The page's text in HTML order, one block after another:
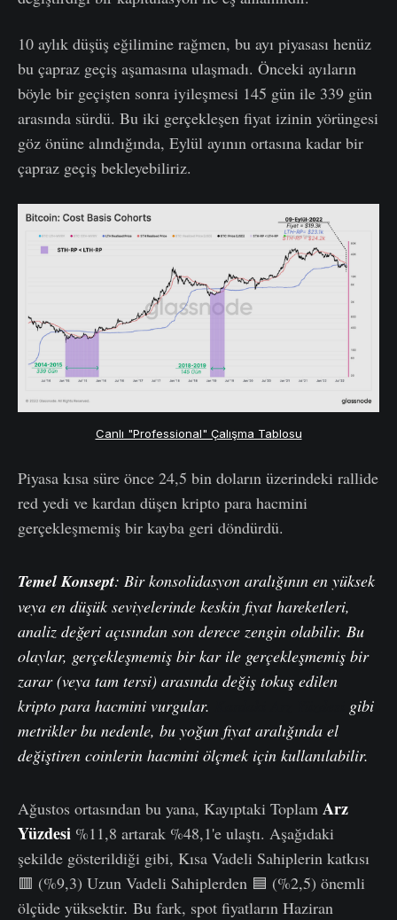
10 aylık düşüş eğilimine rağmen, bu ayı piyasası henüz
bu çapraz geçiş aşamasına ulaşmadı. Önceki ayıların
böyle bir geçişten sonra iyileşmesi 145 gün ile 339 gün
arasında sürdü. Bu iki gerçekleşen fiyat izinin yörüngesi
göz önüne alındığında, Eylül ayının ortasına kadar bir
çapraz geçiş bekleyebiliriz.
Canlı "Professional" Çalışma Tablosu
Piyasa kısa süre önce 24,5 bin doların üzerindeki rallide
red yedi ve kardan düşen kripto para hacmini
gerçekleşmemiş bir kayba geri döndürdü.
Temel Konsept: Bir konsolidasyon aralığının en yüksek
veya en düşük seviyelerinde keskin fiyat hareketleri,
analiz değeri açısından son derece zengin olabilir. Bu
olaylar, gerçekleşmemiş bir kar ile gerçekleşmemiş bir
zarar (veya tam tersi) arasında değiş tokuş edilen
kripto para hacmini vurgular.
gibi
metrikler bu nedenle, bu yoğun fiyat aralığında el
değiştiren coinlerin hacmini ölçmek için kullanılabilir.
Ağustos ortasından bu yana, Kayıptaki Toplam Arz
Yüzdesi %11,8 artarak %48,1'e ulaştı. Aşağıdaki
şekilde gösterildiği gibi, Kısa Vadeli Sahiplerin katkısı
🟥 (%9,3) Uzun Vadeli Sahiplerden 🟦 (%2,5) önemli
ölçüde yüksektir. Bu fark, spot fiyatların Haziran